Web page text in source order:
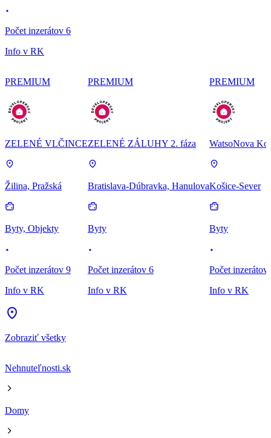
Počet inzerátov 6
Info v RK
PREMIUM
ZELENÉ VLČINCE
Žilina, Pražská
Byty, Objekty
Počet inzerátov 9
Info v RK
PREMIUM
ZELENÉ ZÁLUHY 2. fáza
Bratislava-Dúbravka, Hanulova
Byty
Počet inzerátov 6
Info v RK
PREMIUM
WatsoNova
Košice-Sever
Byty
Počet inzerátov
Info v RK
Zobraziť všetky
Nehnuteľnosti.sk
Domy